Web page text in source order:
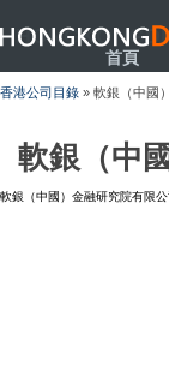
首頁
香港公司目錄 » 軟銀（中國
軟銀（中
軟銀（中國）金融研究院有限公